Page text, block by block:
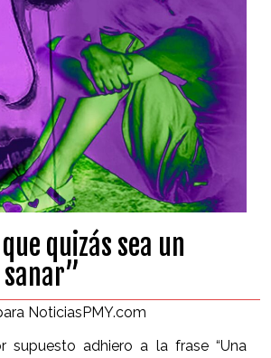
quizás sea un
sanar”
NoticiasPMY.com
supuesto adhiero a la frase “Una